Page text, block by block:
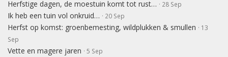
Herfstige dagen, de moestuin komt tot rust… · 28 Sep
Ik heb een tuin vol onkruid… · 20 Sep
Herfst op komst: groenbemesting, wildplukken & smullen · 13
Sep
Vette en magere jaren · 5 Sep